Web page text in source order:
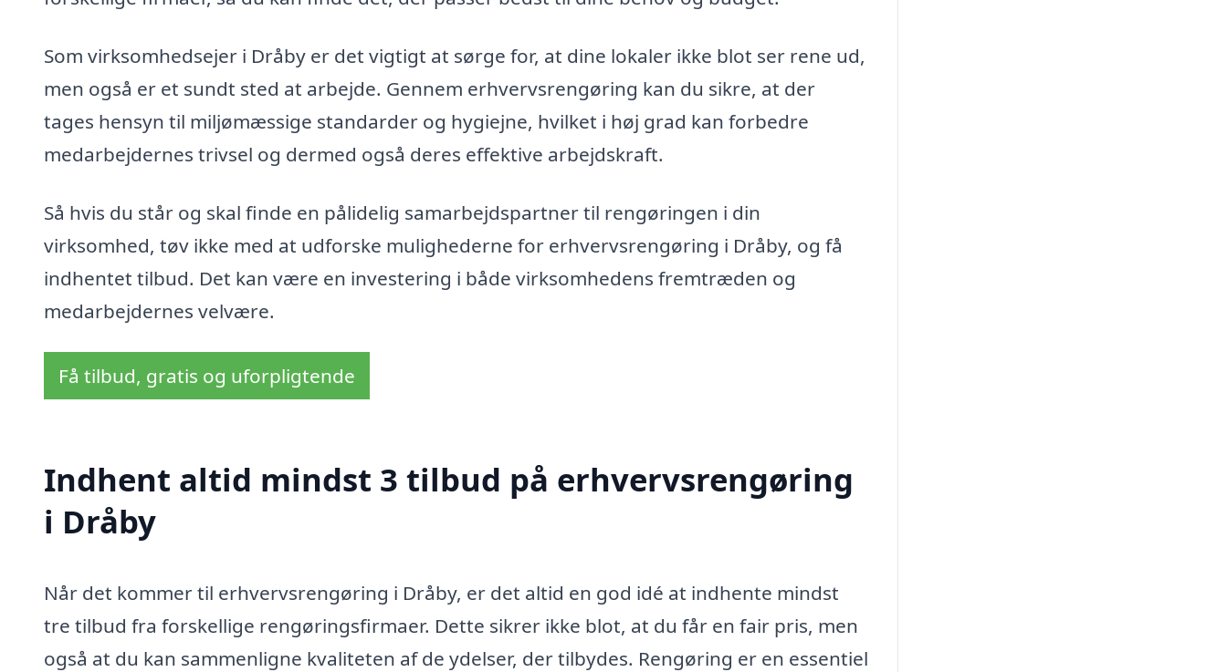
Som virksomhedsejer i Dråby er det vigtigt at sørge for, at dine lokaler ikke blot ser rene ud,
men også er et sundt sted at arbejde. Gennem erhvervsrengøring kan du sikre, at der
tages hensyn til miljømæssige standarder og hygiejne, hvilket i høj grad kan forbedre
medarbejdernes trivsel og dermed også deres effektive arbejdskraft.
Så hvis du står og skal finde en pålidelig samarbejdspartner til rengøringen i din
virksomhed, tøv ikke med at udforske mulighederne for erhvervsrengøring i Dråby, og få
indhentet tilbud. Det kan være en investering i både virksomhedens fremtræden og
medarbejdernes velvære.
Få tilbud, gratis og uforpligtende
Indhent altid mindst 3 tilbud på erhvervsrengøring
i Dråby
Når det kommer til erhvervsrengøring i Dråby, er det altid en god idé at indhente mindst
tre tilbud fra forskellige rengøringsfirmaer. Dette sikrer ikke blot, at du får en fair pris, men
også at du kan sammenligne kvaliteten af de ydelser, der tilbydes. Rengøring er en essentiel